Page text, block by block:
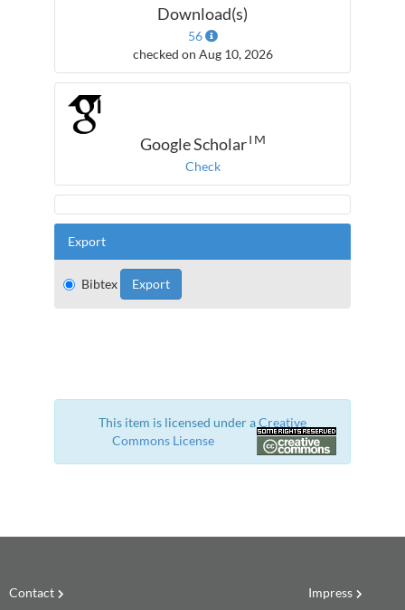
Download(s)
56
checked on Aug 10, 2026
Google ScholarTM
Check
Export
Bibtex
This item is licensed under aCreative
Commons License
Contact Impress